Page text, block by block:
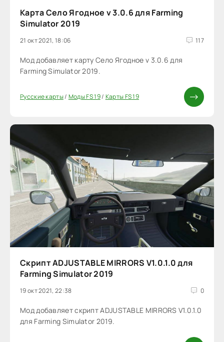
Карта Село Ягодное v 3.0.6 для Farming
Simulator 2019
21 окт 2021, 18:06 117
Мод добавляет карту Село Ягодное v 3.0.6 для
Farming Simulator 2019.
Русские карты/ Моды FS 19/ Карты FS 19
Скрипт ADJUSTABLE MIRRORS V1.0.1.0 для
Farming Simulator 2019
19 окт 2021, 22:38 0
Мод добавляет скрипт ADJUSTABLE MIRRORS V1.0.1.0
для Farming Simulator 2019.